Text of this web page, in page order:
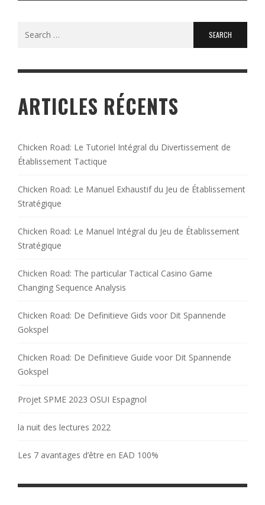
ARTICLES RÉCENTS
Chicken Road: Le Tutoriel Intégral du Divertissement de
Établissement Tactique
Chicken Road: Le Manuel Exhaustif du Jeu de Établissement
Stratégique
Chicken Road: Le Manuel Intégral du Jeu de Établissement
Stratégique
Chicken Road: The particular Tactical Casino Game
Changing Sequence Analysis
Chicken Road: De Definitieve Gids voor Dit Spannende
Gokspel
Chicken Road: De Definitieve Guide voor Dit Spannende
Gokspel
Projet SPME 2023 OSUI Espagnol
la nuit des lectures 2022
Les 7 avantages d’être en EAD 100%